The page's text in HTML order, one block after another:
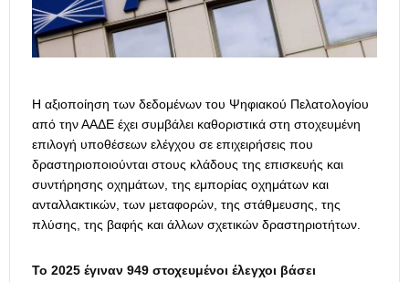
Η αξιοποίηση των δεδομένων του Ψηφιακού Πελατολογίου
από την ΑΑΔΕ έχει συμβάλει καθοριστικά στη στοχευμένη
επιλογή υποθέσεων ελέγχου σε επιχειρήσεις που
δραστηριοποιούνται στους κλάδους της επισκευής και
συντήρησης οχημάτων, της εμπορίας οχημάτων και
ανταλλακτικών, των μεταφορών, της στάθμευσης, της
πλύσης, της βαφής και άλλων σχετικών δραστηριοτήτων.
Το 2025 έγιναν 949 στοχευμένοι έλεγχοι βάσει